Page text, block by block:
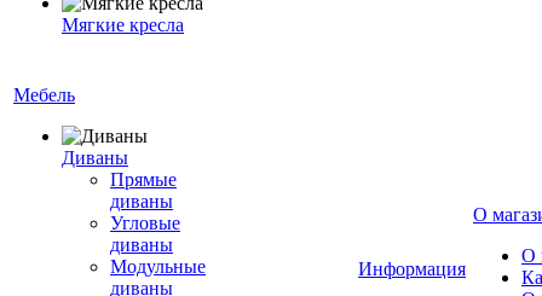
Мягкие кресла
Мебель
Диваны
Прямые
диваны
Угловые
диваны
Модульные
диваны
Информация
О
О